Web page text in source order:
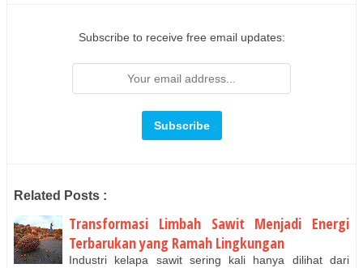
Subscribe to receive free email updates:
Related Posts :
Transformasi Limbah Sawit Menjadi Energi
Terbarukan yang Ramah Lingkungan
Industri kelapa sawit sering kali hanya dilihat dari